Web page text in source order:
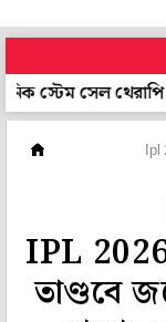
থেরাপি
Ipl
IPL
তাণ্ডবে